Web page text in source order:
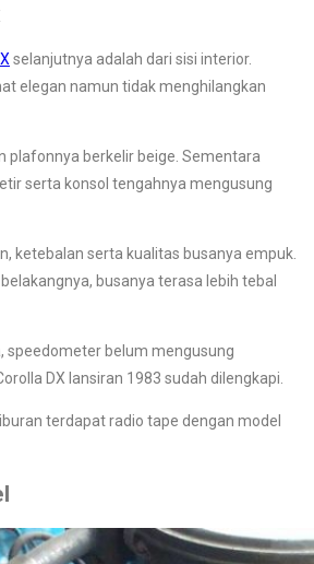
selanjutnya adalah dari sisi interior.
elegan namun tidak menghilangkan
plafonnya berkelir beige. Sementara
serta konsol tengahnya mengusung
ketebalan serta kualitas busanya empuk.
belakangnya, busanya terasa lebih tebal
speedometer belum mengusung
DX lansiran 1983 sudah dilengkapi.
terdapat radio tape dengan model